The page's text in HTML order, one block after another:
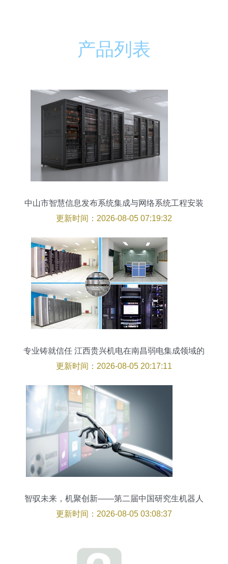
产品列表
中山市智慧信息发布系统集成与网络系统工程安装
调试指南
更新时间：2026-08-05 07:19:32
专业铸就信任 江西贵兴机电在南昌弱电集成领域的
卓越实践
更新时间：2026-08-05 20:17:11
智驭未来，机聚创新——第二届中国研究生机器人
创新设计大赛全国总决赛在中国西部科技创新港精
更新时间：2026-08-05 03:08:37